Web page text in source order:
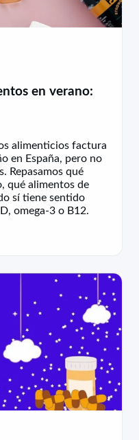
en verano:
alimenticios factura
en España, pero no
Repasamos qué
qué alimentos de
sí tiene sentido
omega-3 o B12.